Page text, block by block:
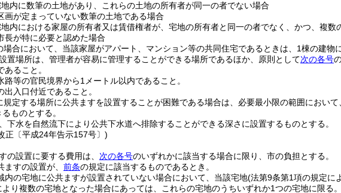
内に数筆の土地があり、これらの土地の所有者が同一の者でない場合
画が定まっていない数筆の土地である場合
内における家屋の所有者又は賃借権者が、宅地の所有者と同一の者でなく、かつ、複数
長が特に必要と認めた場合
場合において、当該家屋がアパート、マンション等の共同住宅であるときは、1棟の建物
置場所は、管理者が容易に管理することができる場所であるほか、原則として次の各号
あること。
路等の官民境界から1メートル以内であること。
出入口付近であること。
規定する場所に公共ますを設置することが困難である場合は、必要最小限の範囲において
ものとする。
下水を自然流下により公共下水道へ排除することができる深さに設置するものとする。
正〔平成24年告示157号〕)
の設置に要する費用は、 次の各号のいずれかに該当する場合に限り、市の負担とする。
ますの設置が、 前条の規定に該当するものであるとき。
内の宅地に公共ますが設置されていない場合において、当該宅地(法第9条第1項の規定に
より複数の宅地となった場合にあっては、これらの宅地のうちいずれか1つの宅地に限る